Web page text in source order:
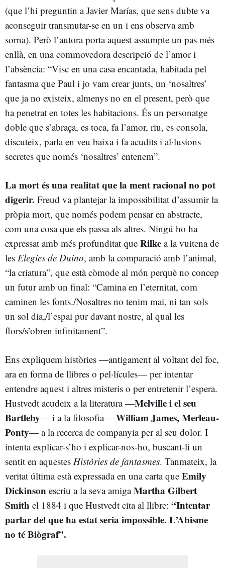
(que l’hi preguntin a Javier Marías, que sens dubte va
aconseguir transmutar-se en un i ens observa amb
sorna). Però l’autora porta aquest assumpte un pas més
enllà, en una commovedora descripció de l’amor i
l’absència: “Visc en una casa encantada, habitada pel
fantasma que Paul i jo vam crear junts, un ‘nosaltres’
que ja no existeix, almenys no en el present, però que
ha penetrat en totes les habitacions. És un personatge
doble que s’abraça, es toca, fa l’amor, riu, es consola,
discuteix, parla en veu baixa i fa acudits i al·lusions
secretes que només ‘nosaltres’ entenem”.
La mort és una realitat que la ment racional no pot
digerir. Freud va plantejar la impossibilitat d’assumir la
pròpia mort, que només podem pensar en abstracte,
com una cosa que els passa als altres. Ningú ho ha
expressat amb més profunditat que Rilke a la vuitena de
les Elegies de Duino, amb la comparació amb l’animal,
“la criatura”, que està còmode al món perquè no concep
un futur amb un final: “Camina en l’eternitat, com
caminen les fonts./Nosaltres no tenim mai, ni tan sols
un sol dia,/l’espai pur davant nostre, al qual les
flors/s’obren infinitament”.
Ens expliquem històries —antigament al voltant del foc,
ara en forma de llibres o pel·lícules— per intentar
entendre aquest i altres misteris o per entretenir l’espera.
Hustvedt acudeix a la literatura —Melville i el seu
Bartleby— i a la filosofia —William James, Merleau-
Ponty— a la recerca de companyia per al seu dolor. I
intenta explicar-s’ho i explicar-nos-ho, buscant-li un
sentit en aquestes Històries de fantasmes. Tanmateix, la
veritat última està expressada en una carta que Emily
Dickinson escriu a la seva amigaMartha Gilbert
Smith el 1884 i que Hustvedt cita al llibre: “Intentar
parlar del que ha estat seria impossible. L’Abisme
no té Biògraf”.